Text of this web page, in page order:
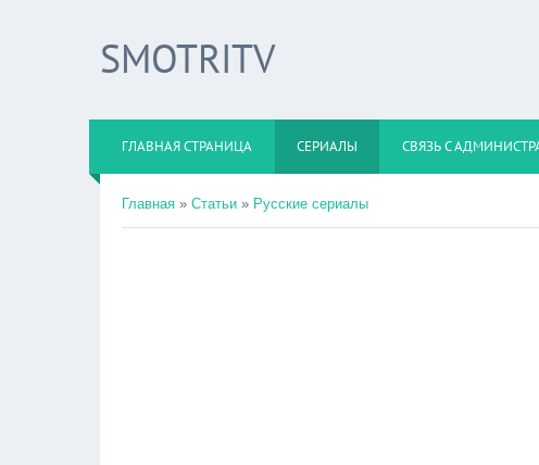
SMOTRITV
ГЛАВНАЯ СТРАНИЦА СЕРИАЛЫ СВЯЗЬ С
Главная » Статьи » Русские сериалы